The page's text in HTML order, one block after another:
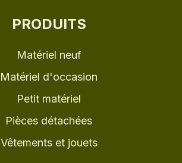
PRODUITS
Matériel neuf
Matériel d'occasion
Petit matériel
Pièces détachées
Vêtements et jouets